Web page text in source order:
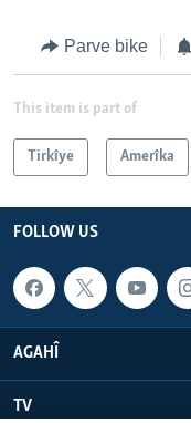
Parve bike
This item is part of
Tirkîye Amerîka
FOLLOW US
AGAHÎ
TV